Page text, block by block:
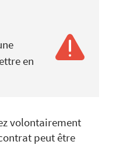
en
volontairement
peut être